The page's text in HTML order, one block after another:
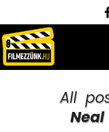
All